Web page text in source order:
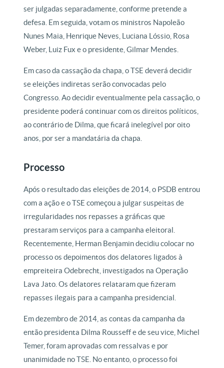
ser julgadas separadamente, conforme pretende a
defesa. Em seguida, votam os ministros Napoleão
Nunes Maia, Henrique Neves, Luciana Lóssio, Rosa
Weber, Luiz Fux e o presidente, Gilmar Mendes.
Em caso da cassação da chapa, o TSE deverá decidir
se eleições indiretas serão convocadas pelo
Congresso. Ao decidir eventualmente pela cassação, o
presidente poderá continuar com os direitos políticos,
ao contrário de Dilma, que ficará inelegível por oito
anos, por ser a mandatária da chapa.
Processo
Após o resultado das eleições de 2014, o PSDB entrou
com a ação e o TSE começou a julgar suspeitas de
irregularidades nos repasses a gráficas que
prestaram serviços para a campanha eleitoral.
Recentemente, Herman Benjamin decidiu colocar no
processo os depoimentos dos delatores ligados à
empreiteira Odebrecht, investigados na Operação
Lava Jato. Os delatores relataram que fizeram
repasses ilegais para a campanha presidencial.
Em dezembro de 2014, as contas da campanha da
então presidenta Dilma Rousseff e de seu vice, Michel
Temer, foram aprovadas com ressalvas e por
unanimidade no TSE. No entanto, o processo foi